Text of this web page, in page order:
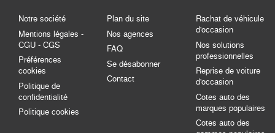
Notre société
Mentions légales -
CGU - CGS
Préférences
cookies
Politique de
confidentialité
Politique cookies
Plan du site
Nos agences
FAQ
Se désabonner
Contact
Rachat de véhicule
d'occasion
Nos solutions
professionnelles
Reprise de voiture
d'occasion
Cotes auto des
marques populaires
Cotes auto des